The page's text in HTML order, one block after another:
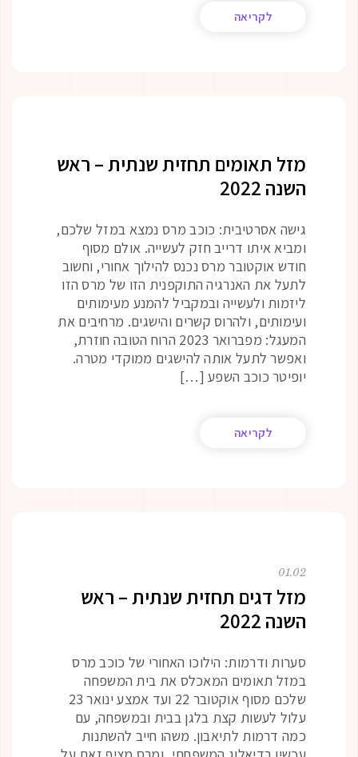
לקריאה
מזל תאומים תחזית שנתית – ראש
השנה 2022
גישה אסרטיבית: כוכב מרס נמצא במזל שלכם,
ומביא איתו דרייב חזק לעשייה. אולם מסוף
חודש אוקטובר מרס נכנס להילוך אחורי, וחשוב
לתעל את האנרגיה התוקפנית הזו של מרס הזו
ליזמות ולעשייה ובמקביל להמנע מעימותים
ועימותים, ולהרוס קשרים והישגים. מרחיבים את
המעגל: מפברואר 2023 הרוח הטובה חוזרת,
ואפשר לתעל אותה להישגים ממוקדי מטרה.
יופיטר כוכב השפע […]
לקריאה
01.02
מזל דגים תחזית שנתית – ראש
השנה 2022
סערות ודרמות: הילוכו האחורי של כוכב מרס
במזל תאומים המאכלס את בית המשפחה
שלכם מסוף אוקטובר 22 ועד אמצע ינואר 23
עלול לעשות קצת בלגן בבית ובמשפחה, עם
כמה דרמות לתיאבון. משהו חייב להשתנות